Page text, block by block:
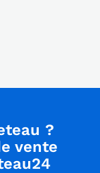
?
vente